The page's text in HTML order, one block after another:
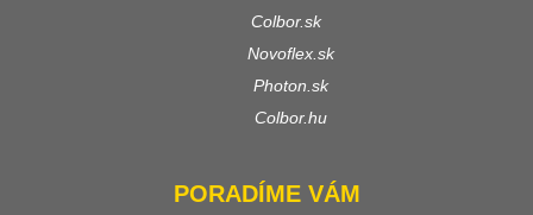
Colbor.sk
Novoflex.sk
Photon.sk
Colbor.hu
PORADÍME VÁM